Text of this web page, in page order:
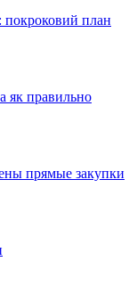
покроковий план
як правильно
прямые закупки